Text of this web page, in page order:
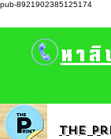
pub-8921902385125174
หา
The